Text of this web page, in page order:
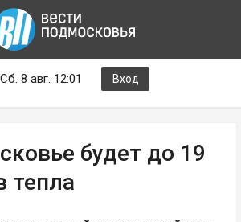
Сб. 8 авг. 12:01 Вход
будет до 19
тепла